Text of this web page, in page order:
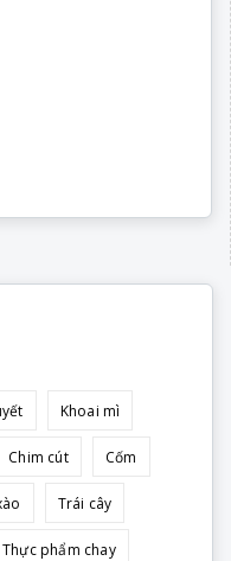
Khoai mì
Chim cút Cốm
Trái cây
Thực phẩm chay